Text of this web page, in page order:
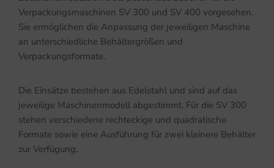
Verpackungsmaschinen SV 300 und SV 400 vorgesehen.
Sie ermöglichen die Anpassung der jeweiligen Maschine
an unterschiedliche Behältergrößen und
Verpackungsformate.
Die Einsätze bestehen aus Edelstahl und sind auf das
jeweilige Maschinenmodell abgestimmt. Für die SV 300
stehen verschiedene rechteckige und quadratische
Formate sowie eine Ausführung für zwei kleinere Behälter
zur Verfügung.